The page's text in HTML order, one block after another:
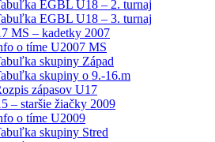
EGBL U18 – 2. turnaj
EGBL U18 – 3. turnaj
MS – kadetky 2007
o tíme U2007 MS
skupiny Západ
skupiny o 9.-16.m
zápasov U17
– staršie žiačky 2009
o tíme U2009
skupiny Stred